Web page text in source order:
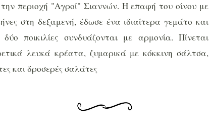
περιοχή "Αγροί" Σιαννών. Η επαφή του οίνου με
στη δεξαμενή, έδωσε ένα ιδιαίτερα γεμάτο και
ποικιλίες συνδυάζονται με αρμονία. Πίνεται
λευκά κρέατα, ζυμαρικά με κόκκινη σάλτσα,
και δροσερές σαλάτες